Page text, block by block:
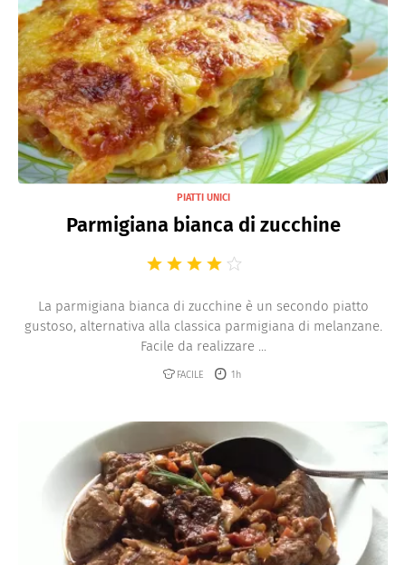
PIATTI UNICI
Parmigiana bianca di zucchine
La parmigiana bianca di zucchine è un secondo piatto
gustoso, alternativa alla classica parmigiana di melanzane.
Facile da realizzare ...
FACILE 1h